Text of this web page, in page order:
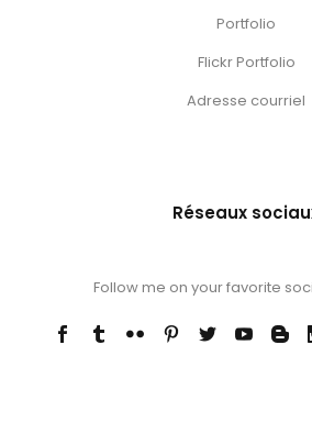
Portfolio
Flickr Portfolio
Adresse courriel
Réseaux
Follow me on your favorite